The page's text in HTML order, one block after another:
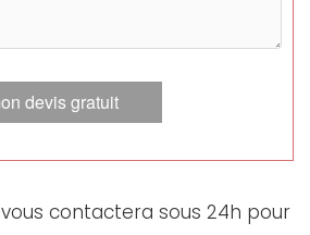
devis gratuit
contactera sous 24h pour